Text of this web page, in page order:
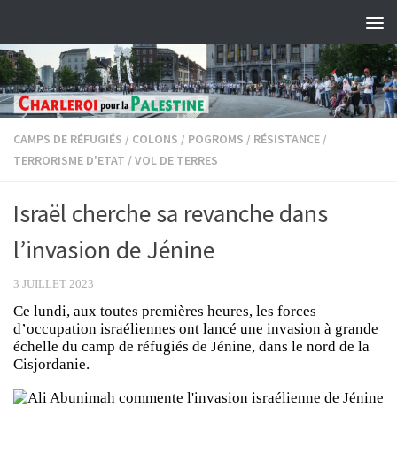
CAMPS DE RÉFUGIÉS / COLONS / POGROMS / RÉSISTANCE /
TERRORISME D'ETAT /VOL DE TERRES
Israël cherche sa revanche dans
l’invasion de Jénine
3 JUILLET 2023
Ce lundi, aux toutes premières heures, les forces
d’occupation israéliennes ont lancé une invasion à grande
échelle du camp de réfugiés de Jénine, dans le nord de la
Cisjordanie.